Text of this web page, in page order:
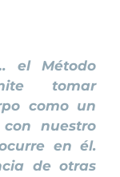
el Método
tomar
como un
nuestro
en él.
de otras